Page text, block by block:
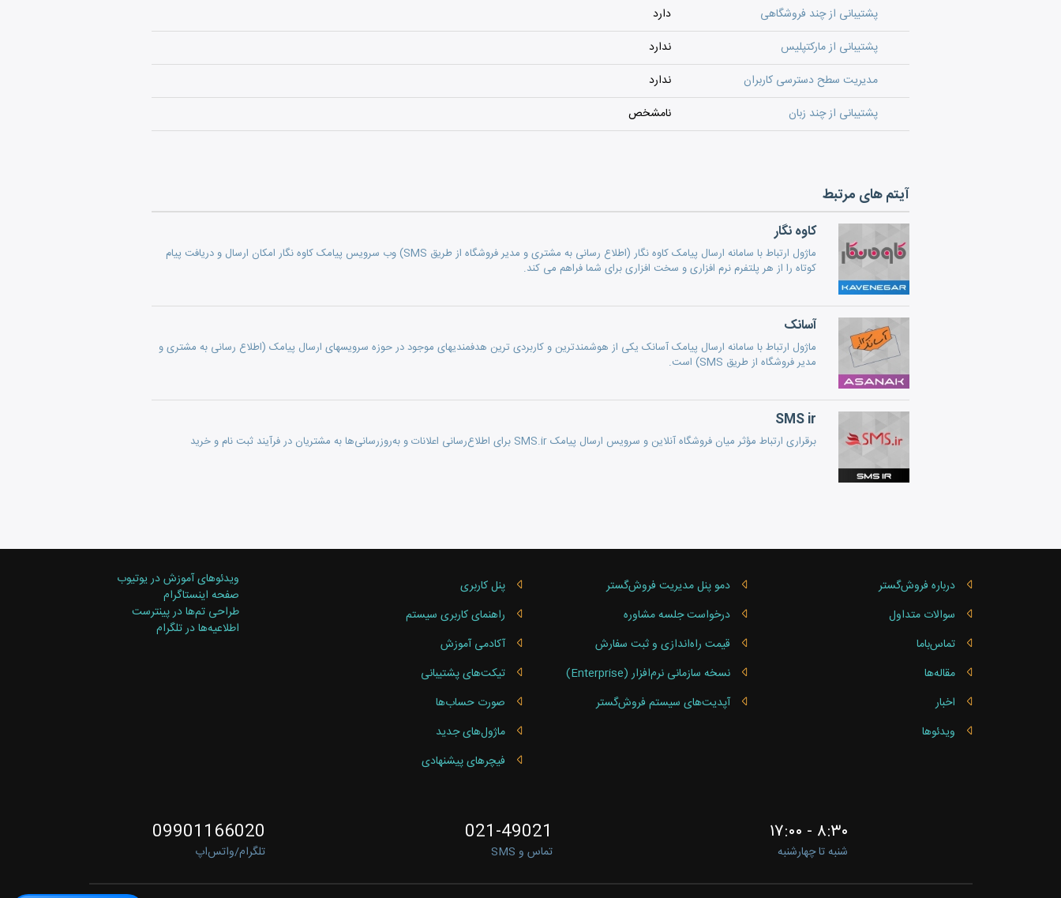
پشتیبانی از چند فروشگاهی
دارد
پشتیبانی از مارکتپلیس
ندارد
مدیریت سطح دسترسی کاربران
ندارد
پشتیبانی از چند زبان
نامشخص
آیتم های مرتبط
کاوه نگار
ماژول ارتباط با سامانه ارسال پیامک کاوه نگار (اطلاع رسانی به مشتری و مدیر فروشگاه از طریق SMS) وب سرویس پیامک کاوه نگار امکان ارسال و دریافت پیام
کوتاه را از هر پلتفرم نرم افزاری و سخت افزاری برای شما فراهم می کند.
آسانک
ماژول ارتباط با سامانه ارسال پیامک آسانک یکی از هوشمندترین و کاربردی ترین هدفمندیهای موجود در حوزه سرویسهای ارسال پیامک (اطلاع رسانی به مشتری و
مدیر فروشگاه از طریق SMS) است.
SMS ir
برقراری ارتباط مؤثر میان فروشگاه آنلاین و سرویس ارسال پیامک SMS.ir برای اطلاع‌رسانی اعلانات و به‌روزرسانی‌ها به مشتریان در فرآیند ثبت نام و خرید
درباره فروش‌گستر
سوالات متداول
تماس‌باما
مقاله‌ها
اخبار
ویدئوها
دمو پنل مدیریت فروش‌گستر
درخواست جلسه مشاوره
قیمت راه‌اندازی و ثبت سفارش
نسخه سازمانی نرم‌افزار (Enterprise)
آپدیت‌های سیستم فروش‌گستر
پنل کاربری
راهنمای کاربری سیستم
آکادمی آموزش
تیکت‌های پشتیبانی
صورت‌ حساب‌ها
ماژول‌های جدید
فیچرهای پیشنهادی
ویدئوهای آموزش در یوتیوب
صفحه اینستاگرام
طراحی تم‌ها در پینترست
اطلاعیه‌ها در تلگرام
۸:۳۰ - ۱۷:۰۰
شنبه تا چهارشنبه
021-49021
تماس و SMS
09901166020
تلگرام/واتس‌اپ